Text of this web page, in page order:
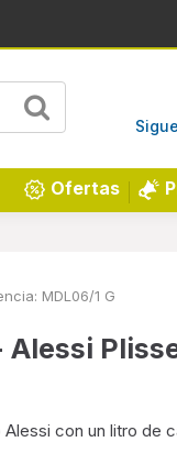
Ofertas
MDL06/1 G
con un litro de